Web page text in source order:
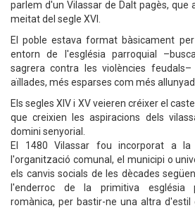
parlem d'un Vilassar de Dalt pagès, que
meitat del segle XVI.
El poble estava format bàsicament
entorn de l'església parroquial
sagrera contra les violències
aïllades, més esparses com més
Els segles XIV i XV veieren créixer el
que creixien les aspiracions dels
domini senyorial.
El 1480 Vilassar fou incorporat a la
l'organització comunal, el municipi o
els canvis socials de les dècades
l'enderroc de la primitiva església
romànica, per bastir-ne una altra d'estil